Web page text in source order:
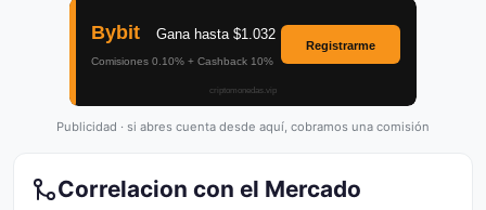
Publicidad · si abres cuenta desde aquí, cobramos una comisión
Correlacion con el Mercado